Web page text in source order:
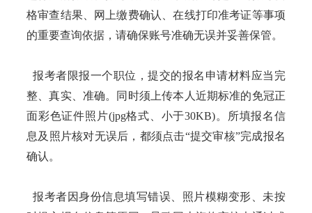
格审查结果、网上缴费确认、在线打印准考证等事项
的重要查询依据，请确保账号准确无误并妥善保管。
报考者限报一个职位，提交的报名申请材料应当完
整、真实、准确。同时须上传本人近期标准的免冠正
面彩色证件照片(jpg格式、小于30KB)。所填报名信
息及照片核对无误后，都须点击“提交审核”完成报名
确认。
报考者因身份信息填写错误、照片模糊变形、未按